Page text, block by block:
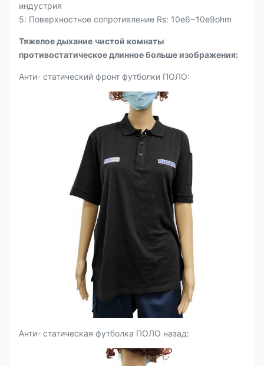
индустрия
5: Поверхностное сопротивление Rs: 10e6~10e9ohm
Тяжелое дыхание чистой комнаты
противостатическое длинное больше изображения:
Анти- статический фронт футболки ПОЛО:
Анти- статическая футболка ПОЛО назад: